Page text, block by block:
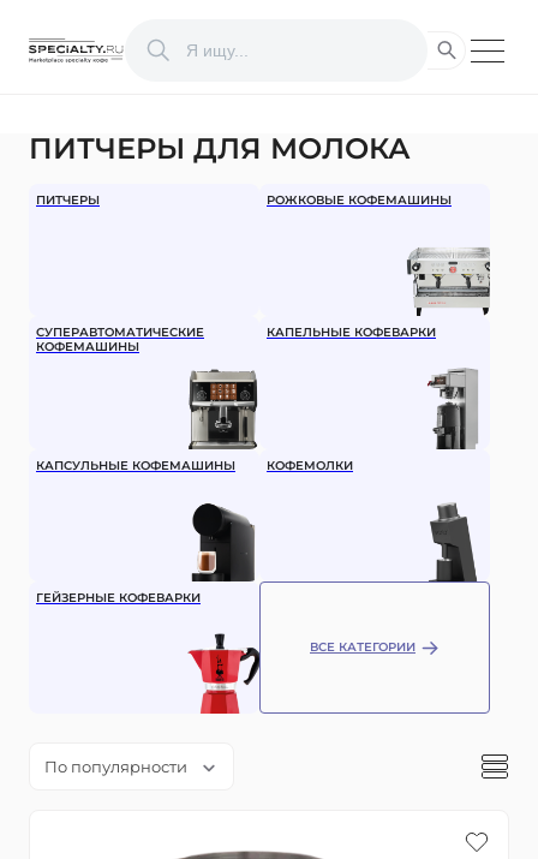
ПИТЧЕРЫ ДЛЯ МОЛОКА
ПИТЧЕРЫ РОЖКОВЫЕ КОФЕМАШИНЫ
СУПЕРАВТОМАТИЧЕСКИЕ
КОФЕМАШИНЫ
КАПЕЛЬНЫЕ КОФЕВАРКИ
КАПСУЛЬНЫЕ КОФЕМАШИНЫ КОФЕМОЛКИ
ГЕЙЗЕРНЫЕ КОФЕВАРКИ
ВСЕ КАТЕГОРИИ
По популярности